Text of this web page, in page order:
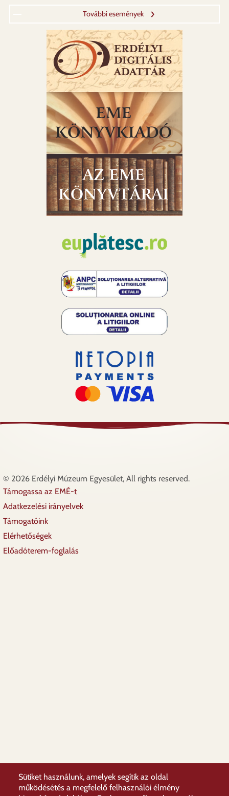
További események
© 2026 Erdélyi Múzeum Egyesület, All rights reserved.
Lábléc
Támogassa az EMÉ-t
Adatkezelési irányelvek
Támogatóink
Elérhetőségek
Előadóterem-foglalás
Sütiket használunk, amelyek segítik az oldal
működésétés a megfelelő felhasználói élmény